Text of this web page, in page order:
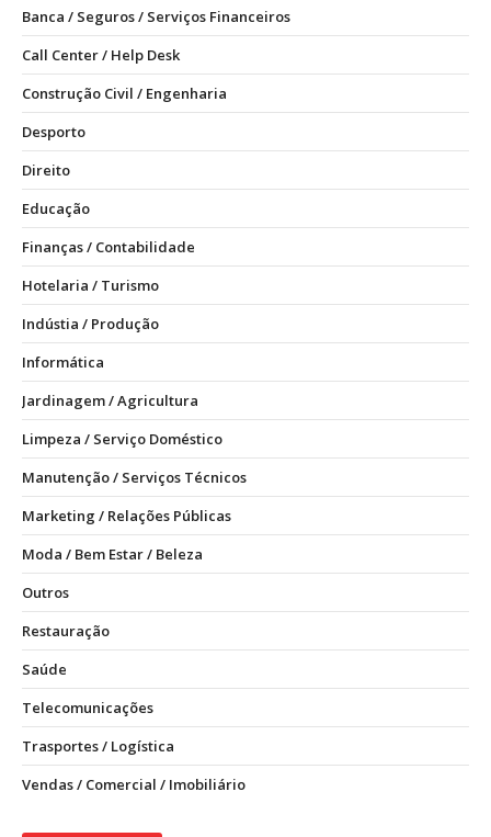
Banca / Seguros / Serviços Financeiros
Call Center / Help Desk
Construção Civil / Engenharia
Desporto
Direito
Educação
Finanças / Contabilidade
Hotelaria / Turismo
Indústia / Produção
Informática
Jardinagem / Agricultura
Limpeza / Serviço Doméstico
Manutenção / Serviços Técnicos
Marketing / Relações Públicas
Moda / Bem Estar / Beleza
Outros
Restauração
Saúde
Telecomunicações
Trasportes / Logística
Vendas / Comercial / Imobiliário